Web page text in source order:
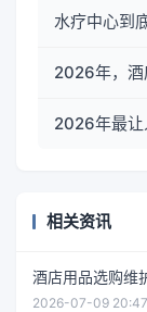
水疗中心到
2026年，酒
2026年最让
相关资讯
酒店用品选购维
2026-07-09 20:47